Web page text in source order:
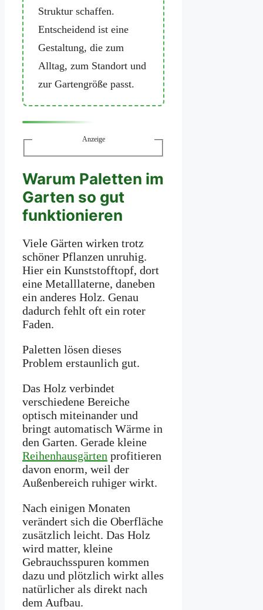
Struktur schaffen.
Entscheidend ist eine
Gestaltung, die zum
Alltag, zum Standort und
zur Gartengröße passt.
Anzeige
Warum Paletten im
Garten so gut
funktionieren
Viele Gärten wirken trotz
schöner Pflanzen unruhig.
Hier ein Kunststofftopf, dort
eine Metalllaterne, daneben
ein anderes Holz. Genau
dadurch fehlt oft ein roter
Faden.
Paletten lösen dieses
Problem erstaunlich gut.
Das Holz verbindet
verschiedene Bereiche
optisch miteinander und
bringt automatisch Wärme in
den Garten. Gerade kleine
Reihenhausgärten profitieren
davon enorm, weil der
Außenbereich ruhiger wirkt.
Nach einigen Monaten
verändert sich die Oberfläche
zusätzlich leicht. Das Holz
wird matter, kleine
Gebrauchsspuren kommen
dazu und plötzlich wirkt alles
natürlicher als direkt nach
dem Aufbau.